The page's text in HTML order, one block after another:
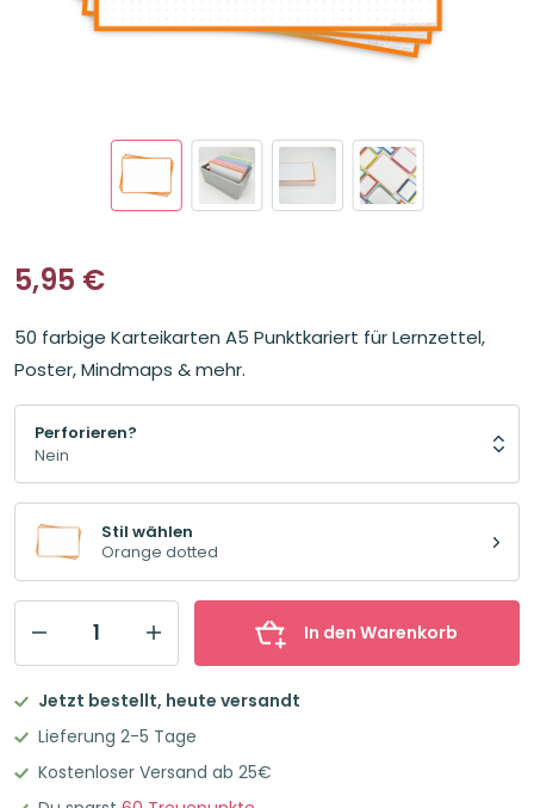
5,95 €
50 farbige Karteikarten A5 Punktkariert für Lernzettel,
Poster, Mindmaps & mehr.
Perforieren?
Stil wählen
Orange dotted
Karteikarten
A5
Orange
In den Warenkorb
Jetzt bestellt, heute versandt
Lieferung 2-5 Tage
Kostenloser Versand ab 25€